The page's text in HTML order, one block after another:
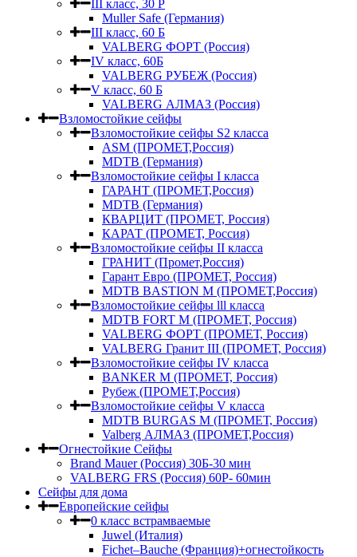
III класс, 30 Р
Muller Safe (Германия)
III класс, 60 Б
VALBERG ФОРТ (Россия)
IV класс, 60Б
VALBERG РУБЕЖ (Россия)
V класс, 60 Б
VALBERG АЛМАЗ (Россия)
Взломостойкие сейфы
Взломостойкие сейфы S2 класса
ASM (ПРОМЕТ,Россия)
MDTB (Германия)
Взломостойкие сейфы I класса
ГАРАНТ (ПРОМЕТ,Россия)
MDTB (Германия)
КВАРЦИТ (ПРОМЕТ, Россия)
КАРАТ (ПРОМЕТ, Россия)
Взломостойкие сейфы II класса
ГРАНИТ (Промет,Россия)
Гарант Евро (ПРОМЕТ, Россия)
MDTB BASTION M (ПРОМЕТ,Россия)
Взломостойкие сейфы lll класса
MDTB FORT M (ПРОМЕТ, Россия)
VALBERG ФОРТ (ПРОМЕТ, Россия)
VALBERG Гранит III (ПРОМЕТ, Россия)
Взломостойкие сейфы IV класса
BANKER M (ПРОМЕТ, Россия)
Рубеж (ПРОМЕТ,Россия)
Взломостойкие сейфы V класса
MDTB BURGAS M (ПРОМЕТ, Россия)
Valberg АЛМАЗ (ПРОМЕТ,Россия)
Огнестойкие Сейфы
Brand Mauer (Россия) 30Б-30 мин
VALBERG FRS (Россия) 60Р- 60мин
Сейфы для дома
Европейские сейфы
0 класс встрамваемые
Juwel (Италия)
Fichet–Bauche (Франция)+огнестойкость